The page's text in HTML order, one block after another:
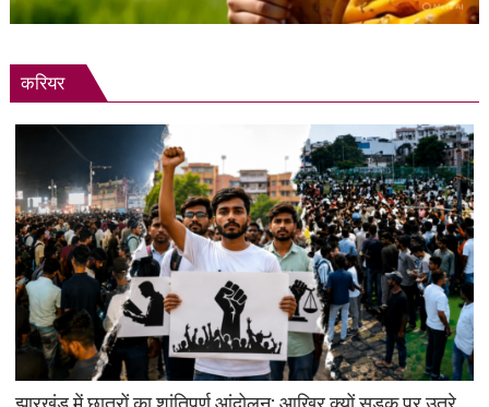
करियर